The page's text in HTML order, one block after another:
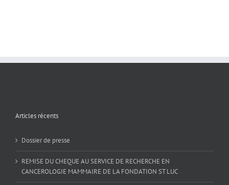
Articles récents
Dossier de presse
REMISE DU CHEQUE AU SERVICE DE RECHERCHE EN
CANCEROLOGIE MAMMAIRE DE LA FONDATION ST LUC